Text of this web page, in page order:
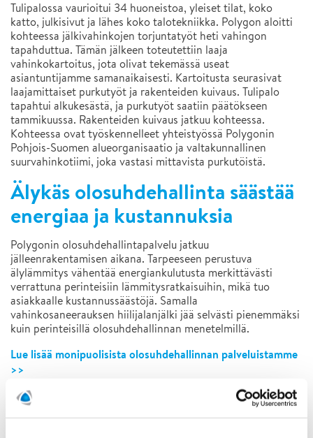
Tulipalossa vaurioitui 34 huoneistoa, yleiset tilat, koko
katto, julkisivut ja lähes koko talotekniikka. Polygon aloitti
kohteessa jälkivahinkojen torjuntatyöt heti vahingon
tapahduttua. Tämän jälkeen toteutettiin laaja
vahinkokartoitus, jota olivat tekemässä useat
asiantuntijamme samanaikaisesti. Kartoitusta seurasivat
laajamittaiset purkutyöt ja rakenteiden kuivaus. Tulipalo
tapahtui alkukesästä, ja purkutyöt saatiin päätökseen
tammikuussa. Rakenteiden kuivaus jatkuu kohteessa.
Kohteessa ovat työskennelleet yhteistyössä Polygonin
Pohjois-Suomen alueorganisaatio ja valtakunnallinen
suurvahinkotiimi, joka vastasi mittavista purkutöistä.
Älykäs olosuhdehallinta säästää
energiaa ja kustannuksia
Polygonin olosuhdehallintapalvelu jatkuu
jälleenrakentamisen aikana. Tarpeeseen perustuva
älylämmitys vähentää energiankulutusta merkittävästi
verrattuna perinteisiin lämmitysratkaisuihin, mikä tuo
asiakkaalle kustannussäästöjä. Samalla
vahinkosaneerauksen hiilijalanjälki jää selvästi pienemmäksi
kuin perinteisillä olosuhdehallinnan menetelmillä.
Lue lisää monipuolisista olosuhdehallinnan palveluistamme
>>
Lue lisää 24/7 vahinkopäivystyksestämme >>